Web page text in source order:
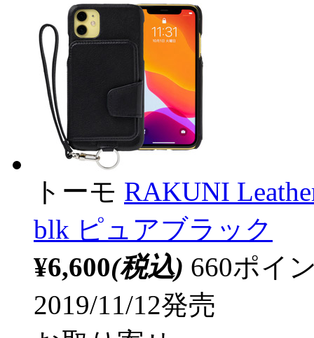
トーモ RAKUNI
blk ピュアブラック
¥6,600(税込) 660ポイ
2019/11/12発売